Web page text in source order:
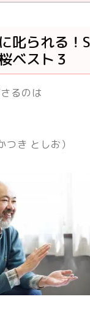
叱られる！
ベスト３
るのは
き としお）